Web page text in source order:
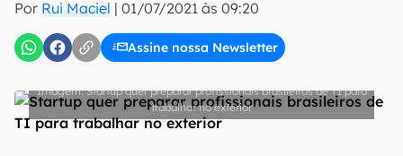
Por Rui Maciel | 01/07/2021 às 09:20
Assine nossa Newsletter
inscreva-se
Uso e Política de Privacidade do Canaltech.
Startup quer preparar profissionais brasileiros de TI para
trabalhar no exterior